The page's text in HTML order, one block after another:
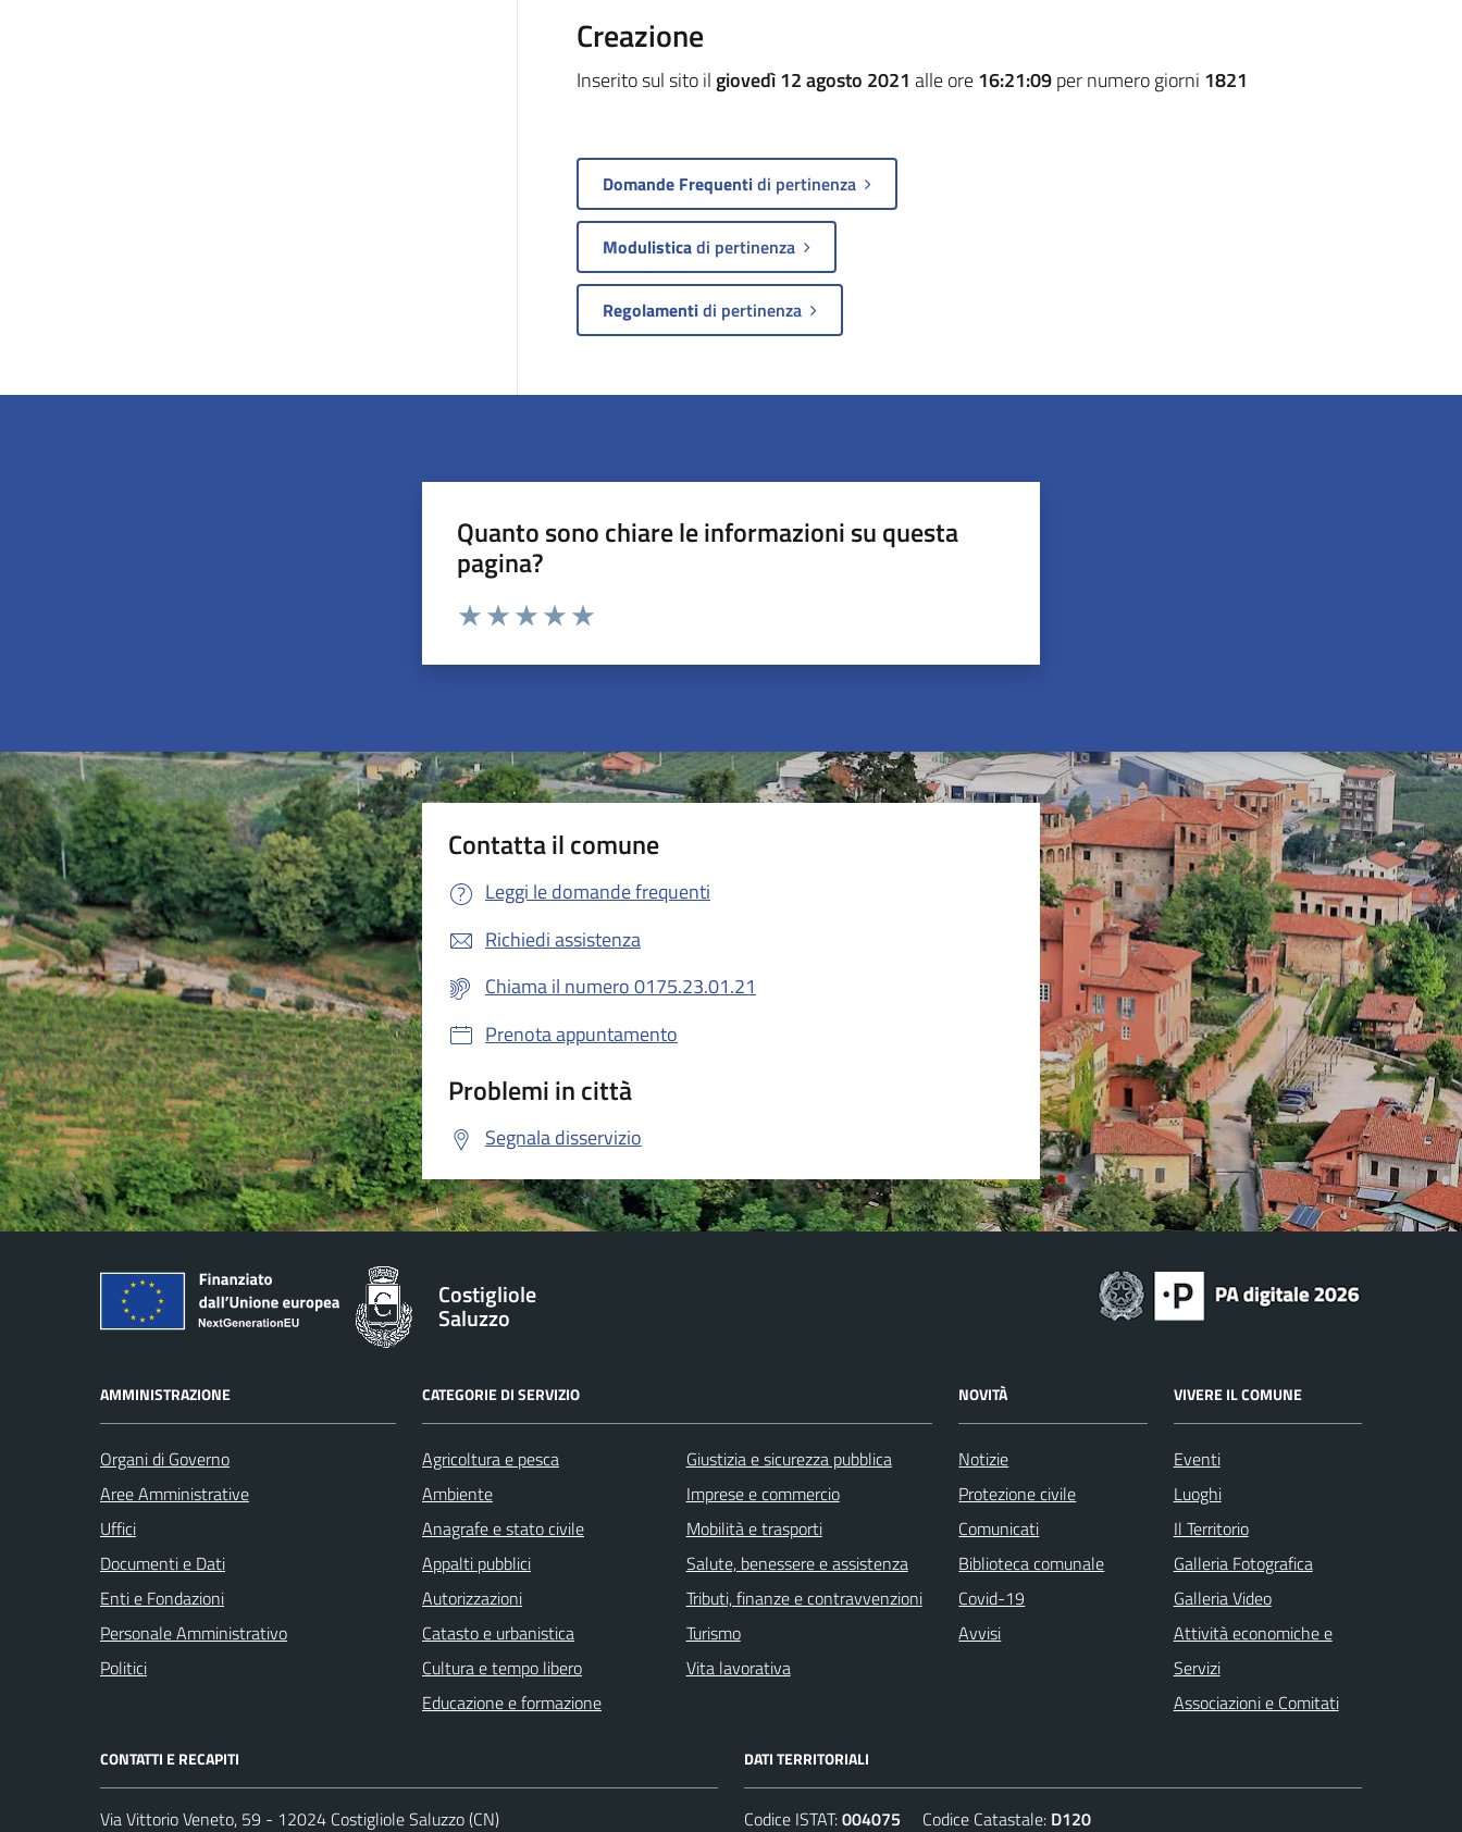
Creazione
Inserito sul sito il giovedì 12 agosto 2021 alle ore16:21:09per numero giorni 1821
Domande Frequentidi pertinenza
Modulisticadi pertinenza
Regolamentidi pertinenza
Quanto sono chiare le informazioni su questa
pagina?
Valuta da 1 a 5 stelle la pagina
Contatta il comune
Leggi le domande frequenti
Richiedi assistenza
Chiama il numero 0175.23.01.21
Prenota appuntamento
Problemi in città
Segnala disservizio
Costigliole
Saluzzo
AMMINISTRAZIONE
Organi di Governo
Aree Amministrative
Uffici
Documenti e Dati
Enti e Fondazioni
Personale Amministrativo
Politici
CATEGORIE DI SERVIZIO
Agricoltura e pesca
Ambiente
Anagrafe e stato civile
Appalti pubblici
Autorizzazioni
Catasto e urbanistica
Cultura e tempo libero
Educazione e formazione
Giustizia e sicurezza pubblica
Imprese e commercio
Mobilità e trasporti
Salute, benessere e assistenza
Tributi, finanze e contravvenzioni
Turismo
Vita lavorativa
NOVITÀ
Notizie
Protezione civile
Comunicati
Biblioteca comunale
Covid-19
Avvisi
VIVERE IL COMUNE
Eventi
Luoghi
Il Territorio
Galleria Fotografica
Galleria Video
Attività economiche e
Servizi
Associazioni e Comitati
CONTATTI E RECAPITI
Via Vittorio Veneto, 59 - 12024 Costigliole Saluzzo (CN)
DATI TERRITORIALI
Codice ISTAT:004075 Codice Catastale: D120